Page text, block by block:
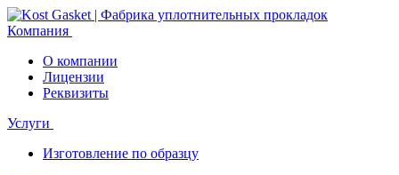
Компания
О компании
Лицензии
Реквизиты
Услуги
Изготовление по образцу